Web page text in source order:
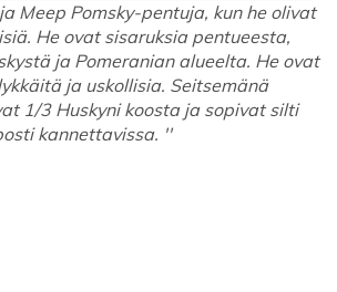
Meep Pomsky-pentuja, kun he olivat
He ovat sisaruksia pentueesta,
ja Pomeranian alueelta. He ovat
ja uskollisia. Seitsemänä
1/3 Huskyni koosta ja sopivat silti
kannettavissa. ''